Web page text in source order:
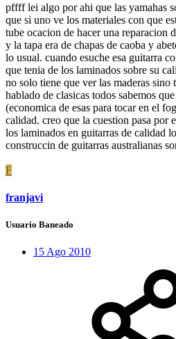
pffff lei algo por ahi que las yamahas
que si uno ve los materiales con que
tube ocacion de hacer una reparacion
y la tapa era de chapas de caoba y
lo usual. cuando esuche esa guitarra
que tenia de los laminados sobre su
no solo tiene que ver las maderas
hablado de clasicas todos sabemos
(economica de esas para tocar en el
calidad. creo que la cuestion pasa por
los laminados en guitarras de calidad
construccin de guitarras australianas
F
franjavi
Usuario Baneado
15 Ago 2010